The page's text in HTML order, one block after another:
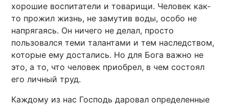
хорошие воспитатели и товарищи. Человек как-
то прожил жизнь, не замутив воды, особо не
напрягаясь. Он ничего не делал, просто
пользовался теми талантами и тем наследством,
которые ему достались. Но для Бога важно не
это, а то, что человек приобрел, в чем состоял
его личный труд.
Каждому из нас Господь даровал определенные